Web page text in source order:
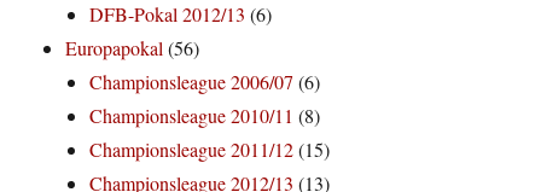
DFB-Pokal 2012/13 (6)
Europapokal(56)
Championsleague 2006/07 (6)
Championsleague 2010/11 (8)
Championsleague 2011/12(15)
Championsleague 2012/13 (13)